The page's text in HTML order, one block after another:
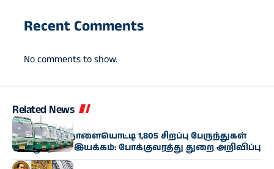
Recent Comments
No comments to show.
Related News
அரசியல்
வார கடைசி நாளையொட்டி 1,805 சிறப்பு பேருந்துகள்
இன்று முதல் இயக்கம்: போக்குவரத்து துறை அறிவிப்பு
அரசியல்